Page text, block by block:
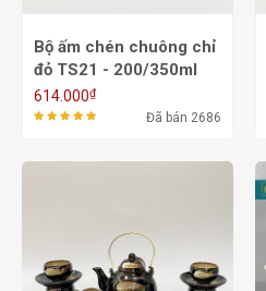
Bộ ấm chén chuông chỉ
đỏ TS21 - 200/350ml
614.000₫
Đã bán 2686